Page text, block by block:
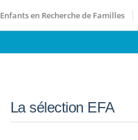
Enfants en Recherche de Familles
La sélection EFA